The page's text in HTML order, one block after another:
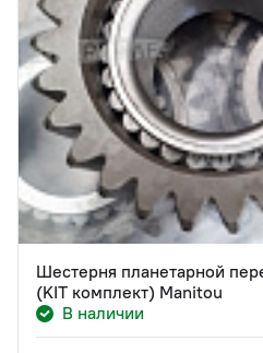
Шестерня планетарной
(KIT комплект) Manitou
В наличии